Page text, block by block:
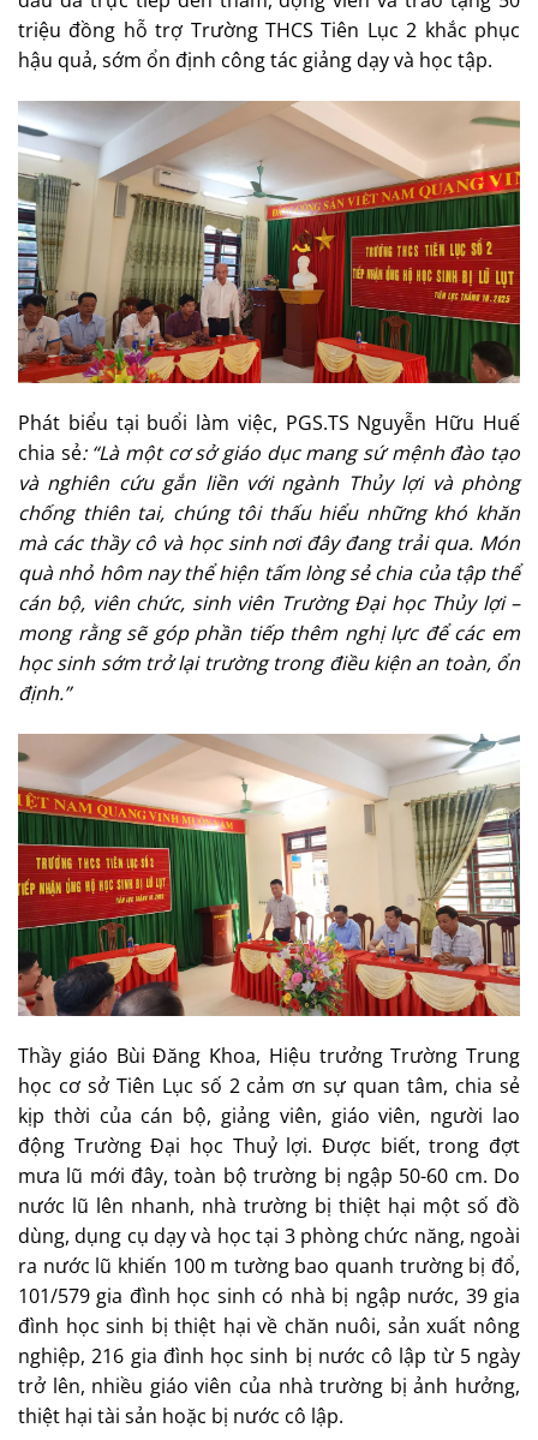
triệu đồng hỗ trợ Trường THCS Tiên Lục 2 khắc phục
hậu quả, sớm ổn định công tác giảng dạy và học tập.
Phát biểu tại buổi làm việc, PGS.TS Nguyễn Hữu Huế
chia sẻ: “Là một cơ sở giáo dục mang sứ mệnh đào tạo
và nghiên cứu gắn liền với ngành Thủy lợi và phòng
chống thiên tai, chúng tôi thấu hiểu những khó khăn
mà các thầy cô và học sinh nơi đây đang trải qua. Món
quà nhỏ hôm nay thể hiện tấm lòng sẻ chia của tập thể
cán bộ, viên chức, sinh viên Trường Đại học Thủy lợi –
mong rằng sẽ góp phần tiếp thêm nghị lực để các em
học sinh sớm trở lại trường trong điều kiện an toàn, ổn
định.”
Thầy giáo Bùi Đăng Khoa, Hiệu trưởng Trường Trung
học cơ sở Tiên Lục số 2 cảm ơn sự quan tâm, chia sẻ
kịp thời của cán bộ, giảng viên, giáo viên, người lao
động Trường Đại học Thuỷ lợi. Được biết, trong đợt
mưa lũ mới đây, toàn bộ trường bị ngập 50-60 cm. Do
nước lũ lên nhanh, nhà trường bị thiệt hại một số đồ
dùng, dụng cụ dạy và học tại 3 phòng chức năng, ngoài
ra nước lũ khiến 100 m tường bao quanh trường bị đổ,
101/579 gia đình học sinh có nhà bị ngập nước, 39 gia
đình học sinh bị thiệt hại về chăn nuôi, sản xuất nông
nghiệp, 216 gia đình học sinh bị nước cô lập từ 5 ngày
trở lên, nhiều giáo viên của nhà trường bị ảnh hưởng,
thiệt hại tài sản hoặc bị nước cô lập.